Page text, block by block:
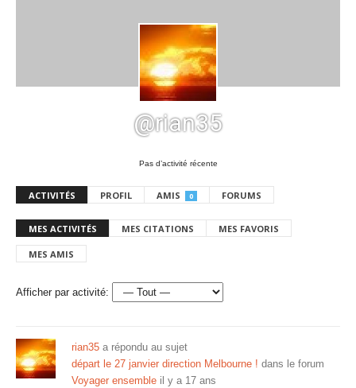
@rian35
Pas d’activité récente
ACTIVITÉS PROFIL AMIS 0 FORUMS
MES ACTIVITÉS MES CITATIONS MES FAVORIS
MES AMIS
Afficher par activité:
rian35 a répondu au sujet
départ le 27 janvier direction Melbourne ! dans le forum
Voyager ensemble il y a 17 ans